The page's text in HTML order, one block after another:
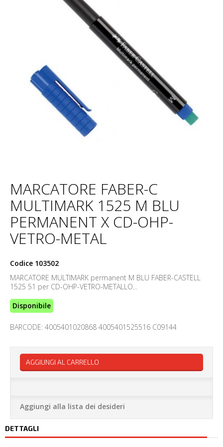
MARCATORE FABER-C
MULTIMARK 1525 M BLU
PERMANENT X CD-OHP-
VETRO-METAL
Codice 103502
MARCATORE MULTIMARK permanent M BLU FABER-CASTELL
1525 51 per CD-OHP-VETRO-METALLO...
Disponibile
BARCODE: 4005401020868 4005401525516 C09144
AGGIUNGI AL CARRELLO
Aggiungi alla lista dei desideri
DETTAGLI